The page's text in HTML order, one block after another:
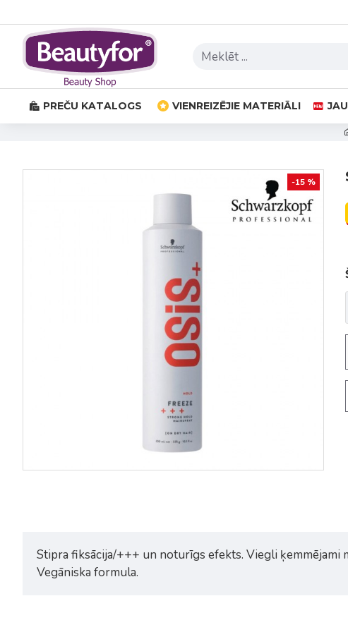
PREČU KATALOGS VIENREIZĒJIE MATERIĀLI
-15 %
Stipra fiksācija/+++ un noturīgs efekts. Viegli ķemmējami
Vegāniska formula.